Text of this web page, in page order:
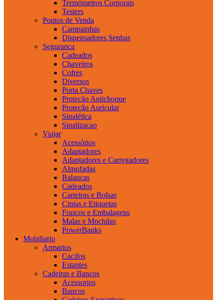
Termómetros Corporais
Testers
Pontos de Venda
Campainhas
Dispensadores Senhas
Seguranca
Cadeados
Chaveiros
Cofres
Diversos
Porta Chaves
Proteção Antichoque
Proteção Auricular
Sinalética
Sinalizacao
Viajar
Acessórios
Adaptadores
Adaptadores e Carregadores
Almofadas
Balanças
Cadeados
Carteiras e Bolsas
Cintas e Etiquetas
Frascos e Embalagens
Malas e Mochilas
PowerBanks
Mobiliario
Armarios
Cacifos
Estantes
Cadeiras e Bancos
Acessorios
Bancos